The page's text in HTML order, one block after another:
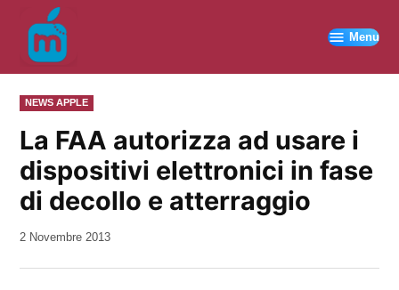
contenuto
Menu
PUBBLICATO
IN
NEWS APPLE
La FAA autorizza ad usare i
dispositivi elettronici in fase
di decollo e atterraggio
da
2 Novembre 2013